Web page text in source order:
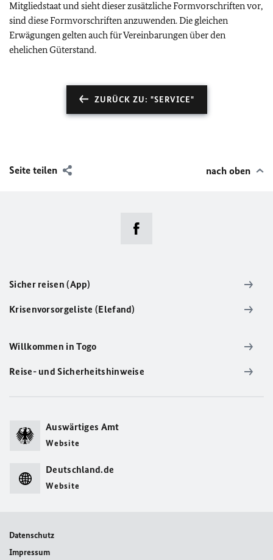
Mitgliedstaat und sieht dieser zusätzliche Formvorschriften vor,
sind diese Formvorschriften anzuwenden. Die gleichen
Erwägungen gelten auch für Vereinbarungen über den
ehelichen Güterstand.
ZURÜCK ZU: "SERVICE"
Seite teilen nach oben
Sicher reisen (App)
Krisenvorsorgeliste (Elefand)
Willkommen in Togo
Reise- und Sicherheitshinweise
Auswärtiges Amt
Website
Deutschland.de
Website
Datenschutz
Impressum